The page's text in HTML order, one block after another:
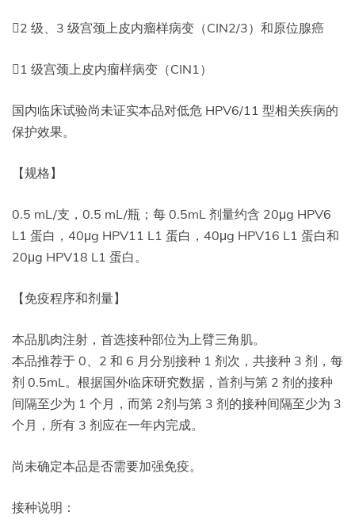
2 级、3 级宫颈上皮内瘤样病变（CIN2/3）和原位腺癌
1 级宫颈上皮内瘤样病变（CIN1）
国内临床试验尚未证实本品对低危 HPV6/11 型相关疾病的
保护效果。
【规格】
0.5 mL/支，0.5 mL/瓶；每 0.5mL 剂量约含 20μg HPV6
L1 蛋白，40μg HPV11 L1 蛋白，40μg HPV16 L1 蛋白和
20μg HPV18 L1 蛋白。
【免疫程序和剂量】
本品肌肉注射，首选接种部位为上臂三角肌。
本品推荐于 0、2 和 6 月分别接种 1 剂次，共接种 3 剂，每
剂 0.5mL。根据国外临床研究数据，首剂与第 2 剂的接种
间隔至少为 1 个月，而第 2剂与第 3 剂的接种间隔至少为 3
个月，所有 3 剂应在一年内完成。
尚未确定本品是否需要加强免疫。
接种说明：